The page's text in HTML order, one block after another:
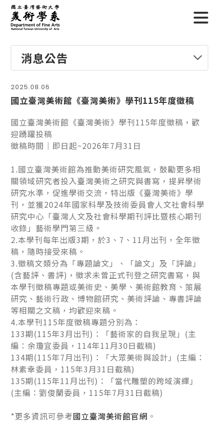
消息公告
2025.08.06
國立臺灣美術館《臺灣美術》學刊115年度徵稿
國立臺灣美術館《臺灣美術》學刊115年度徵稿，歡
迎踴躍投稿
徵稿時間｜即日起~2026年7月31日
1.國立臺灣美術館為推動美術研究風氣，鼓勵更多相
關領域研究者投入臺灣美術之研究與書寫，提昇學術
研究水準，促進學術交流，特出版《臺灣美術》學
刊，並獲2024年國家科學及技術委員會人文社會科學
研究中心「臺灣人文及社會科學期刊評比暨核心期刊
收錄」藝術學門第三級。
2.本學刊每年出版3期，於3、7、11月出刊，全年徵
稿，隨時接受來稿。
3.徵稿文類分為「專題論文」、「論文」及「評論」
(含藝評、書評)，徵求未曾正式刊登之研究書寫，與
本學刊徵稿專題或美術史、美學、美術館教育、策展
研究、藝術行政、博物館研究、美術評論、專書評論
等相關之文稿，均歡迎來稿。
4.本學刊115年度徵稿專題分別為：
133期(115年3月出刊)：「藝術家的自我呈現」(主
編：余瓊宜委員，114年11月30日截稿)
134期(115年7月出刊)：「大眾美術與設計」(主編：
林素幸委員，115年3月31日截稿)
135期(115年11月出刊)：「當代雕塑的跨域演繹」
(主編：劉俊蘭委員，115年7月31日截稿)
*更多資訊可參考國立臺灣美術館官網 。